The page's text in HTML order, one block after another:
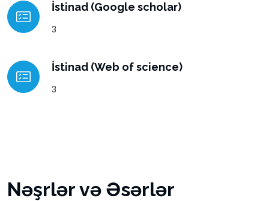
İstinad (Google scholar)
3
İstinad (Web of science)
3
Nəşrlər və Əsərlər